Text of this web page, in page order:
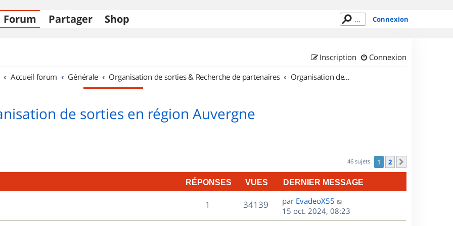
Forum Partager Shop Connexion
Connexion
Inscription
Accueil forum Générale Organisation de sorties & Recherche de partenaires Organisation de sorties en région Auvergne
de sorties en région Auvergne
46 sujets 1 2
RÉPONSES VUES DERNIER MESSAGE
1
é
34139V
u
D
e
r
par EvadeoX55
15 oct. 2024, 08:23